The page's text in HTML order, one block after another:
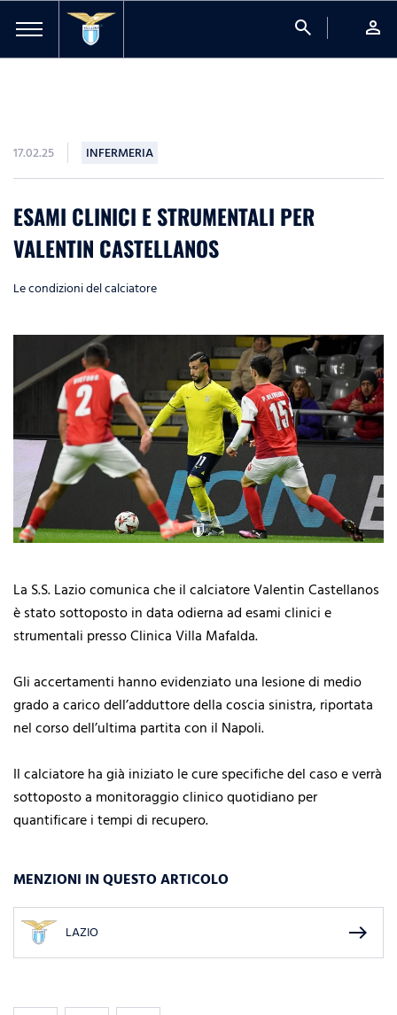
search person
17.02.25 INFERMERIA
ESAMI CLINICI E STRUMENTALI PER
VALENTIN CASTELLANOS
Le condizioni del calciatore
La S.S. Lazio comunica che il calciatore Valentin Castellanos
è stato sottoposto in data odierna ad esami clinici e
strumentali presso Clinica Villa Mafalda.
Gli accertamenti hanno evidenziato una lesione di medio
grado a carico dell’adduttore della coscia sinistra, riportata
nel corso dell’ultima partita con il Napoli.
Il calciatore ha già iniziato le cure specifiche del caso e verrà
sottoposto a monitoraggio clinico quotidiano per
quantificare i tempi di recupero.
MENZIONI IN QUESTO ARTICOLO
LAZIO east